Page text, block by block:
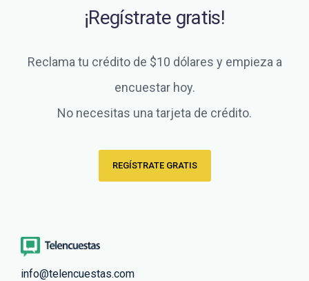
¡Regístrate gratis!
Reclama tu crédito de $10 dólares y empieza a
encuestar hoy.
No necesitas una tarjeta de crédito.
REGÍSTRATE GRATIS
info@telencuestas.com